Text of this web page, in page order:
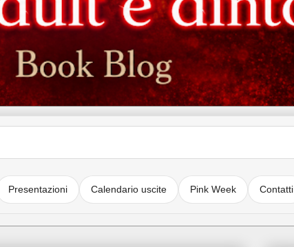
Presentazioni Calendario uscite Pink Week Contatti